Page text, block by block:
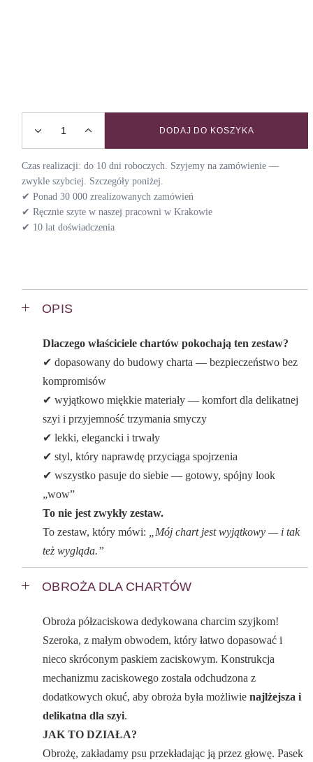
Zestaw Elegant Hound | Obroża + Smycz + Etui quantity
DODAJ DO KOSZYKA
Czas realizacji: do 10 dni roboczych. Szyjemy na zamówienie —
zwykle szybciej. Szczegóły poniżej.
✔ Ponad 30 000 zrealizowanych zamówień
✔ Ręcznie szyte w naszej pracowni w Krakowie
✔ 10 lat doświadczenia
OPIS
Dlaczego właściciele chartów pokochają ten zestaw?
✔ dopasowany do budowy charta — bezpieczeństwo bez
kompromisów
✔ wyjątkowo miękkie materiały — komfort dla delikatnej
szyi i przyjemność trzymania smyczy
✔ lekki, elegancki i trwały
✔ styl, który naprawdę przyciąga spojrzenia
✔ wszystko pasuje do siebie — gotowy, spójny look
„wow”
To nie jest zwykły zestaw.
To zestaw, który mówi:
„Mój chart jest wyjątkowy — i tak
też wygląda.”
OBROŻA DLA CHARTÓW
Obroża półzaciskowa dedykowana charcim szyjkom!
Szeroka, z małym obwodem, który łatwo dopasować i
nieco skróconym paskiem zaciskowym. Konstrukcja
mechanizmu zaciskowego została odchudzona z
dodatkowych okuć, aby obroża była możliwienajlżejsza i
delikatna dla szyi.
JAK TO DZIAŁA?
Obrożę, zakładamy psu przekładając ją przez głowę. Pasek